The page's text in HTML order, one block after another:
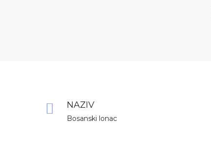
NAZIV
Bosanski lonac